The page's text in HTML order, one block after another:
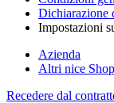
Dichiarazione
Impostazioni
Azienda
Altri nice
Recedere dal